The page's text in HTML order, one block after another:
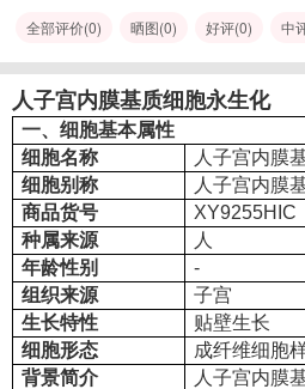
全部评价(0) 晒图(0) 好评(0) 中
人子宫内膜基质细胞永生化
一、细胞基本属性
细胞名称
人子宫内膜
细胞别称
人子宫内膜
商品货号
XY9255HIC
种属来源
人
年龄性别
-
组织来源
子宫
生长特性
贴壁生长
细胞形态
成纤维细胞
背景简介
人子宫内膜